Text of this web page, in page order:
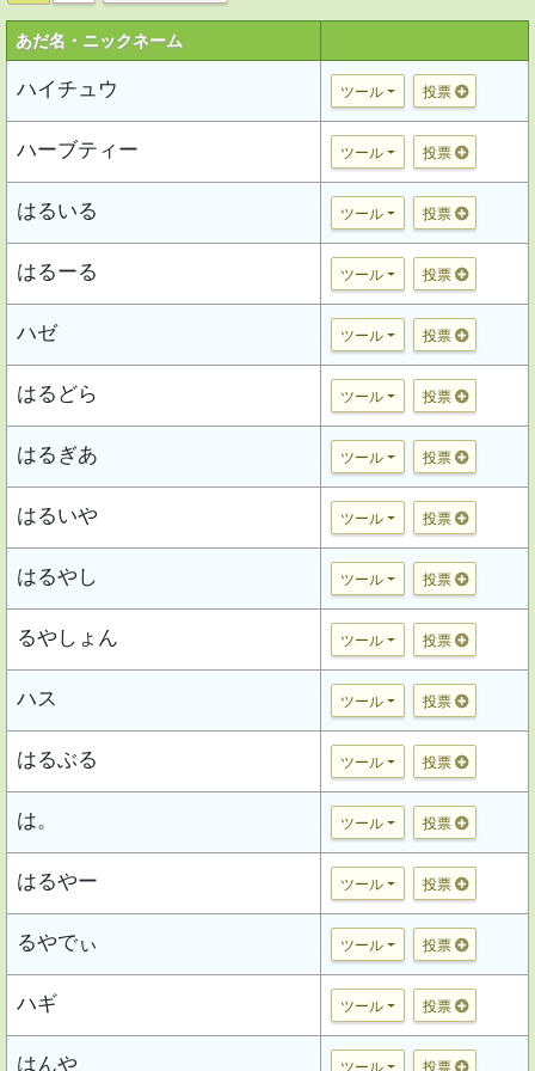
あだ名・ニックネーム
ハイチュウ ツール 投票
ハーブティー ツール 投票
はるいる ツール 投票
はるーる ツール 投票
ハゼ ツール 投票
はるどら ツール 投票
はるぎあ ツール 投票
はるいや ツール 投票
はるやし ツール 投票
るやしょん ツール 投票
ハス ツール 投票
はるぶる ツール 投票
は。 ツール 投票
はるやー ツール 投票
るやでぃ ツール 投票
ハギ ツール 投票
はんや